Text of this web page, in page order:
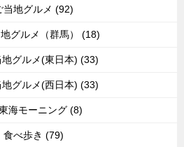
当地グルメ (92)
グルメ（群馬） (18)
地グルメ(東日本) (33)
地グルメ(西日本) (33)
海モーニング (8)
食べ歩き (79)